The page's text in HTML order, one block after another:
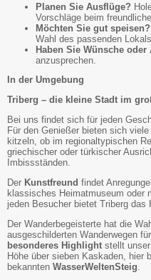
Planen Sie Ausflüge?
Vorschläge beim
Möchten Sie gut speisen?
Wahl des passenden Lokals.
Haben Sie Wünsche oder
anzusprechen.
In der Umgebung
Triberg – die kleine Stadt im
Bei uns findet sich für jeden
Für den Genießer bieten sich
kitzeln, ob im regionaltypischen
griechischer oder türkischer
Imbissständen.
Der Kunstfreund findet
klassisches Heimatmuseum oder
jeden Besucher bietet Triberg das
Der Wanderbegeisterte hat die
ausgeschilderten Wanderwegen
besonderes Highlight stellt unser
Höhe über sieben Kaskaden, hier
bekannten WasserWeltenSteig